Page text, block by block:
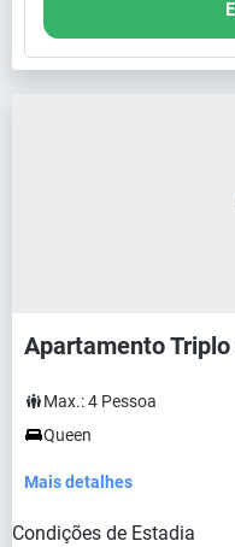
Apartamento
Max.:4 Pessoa
Queen
Mais detalhes
Condições de Estadia